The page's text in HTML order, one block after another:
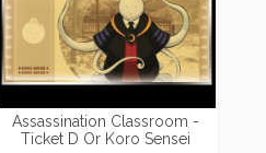
Assassination Classroom -
Ticket D Or Koro Sensei